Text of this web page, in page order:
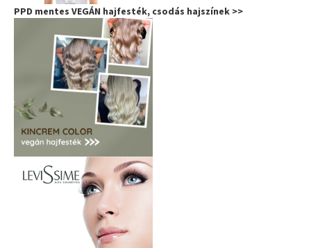
PPD mentes VEGÁN hajfesték, csodás hajszínek >>